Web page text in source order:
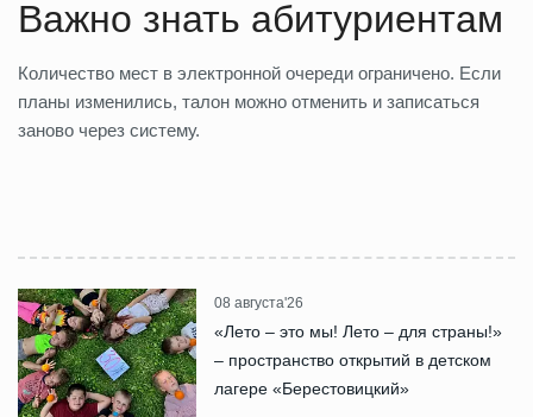
Важно знать абитуриентам
Количество мест в электронной очереди ограничено. Если
планы изменились, талон можно отменить и записаться
заново через систему.
08 августа'26
«Лето – это мы! Лето – для страны!»
– пространство открытий в детском
лагере «Берестовицкий»